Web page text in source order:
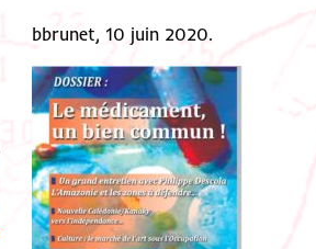
bbrunet, 10 juin 2020.